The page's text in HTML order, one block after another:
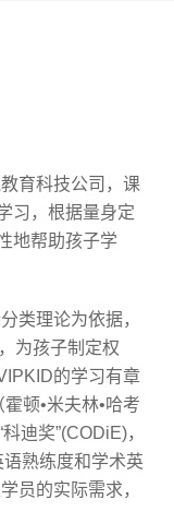
育科技公司，课
习，根据量身定
地帮助孩子学
类理论为依据，
为孩子制定权
的学习有章
顿•米夫林•哈考
迪奖”(CODiE)，
熟练度和学术英
员的实际需求，